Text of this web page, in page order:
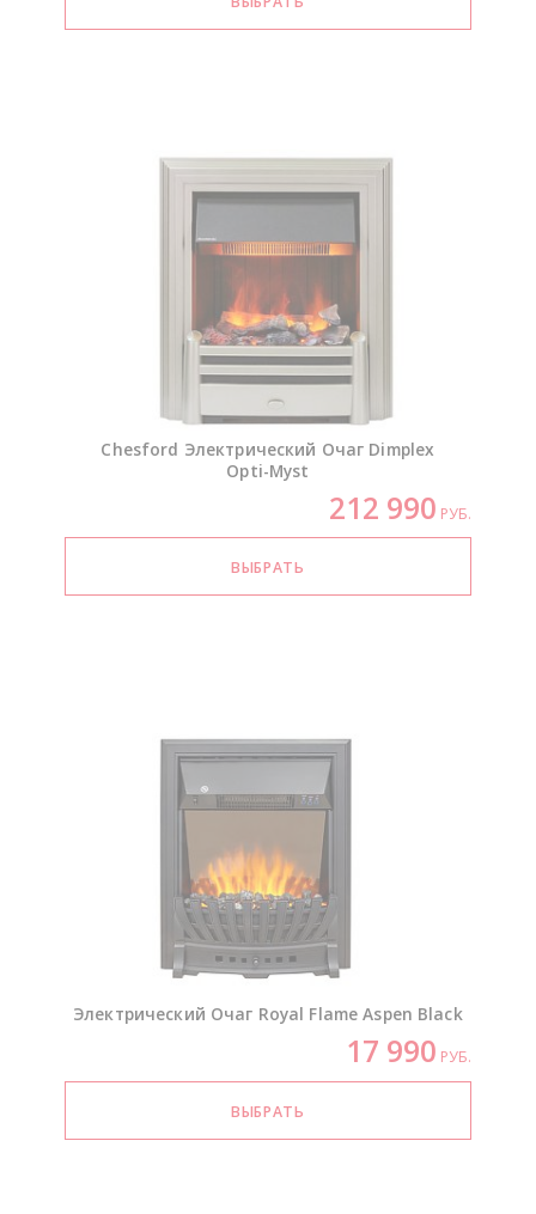
Chesford Электрический Очаг Dimplex
Opti-Myst
212 990 РУБ.
Электрический Очаг Royal Flame Aspen Black
17 990 РУБ.